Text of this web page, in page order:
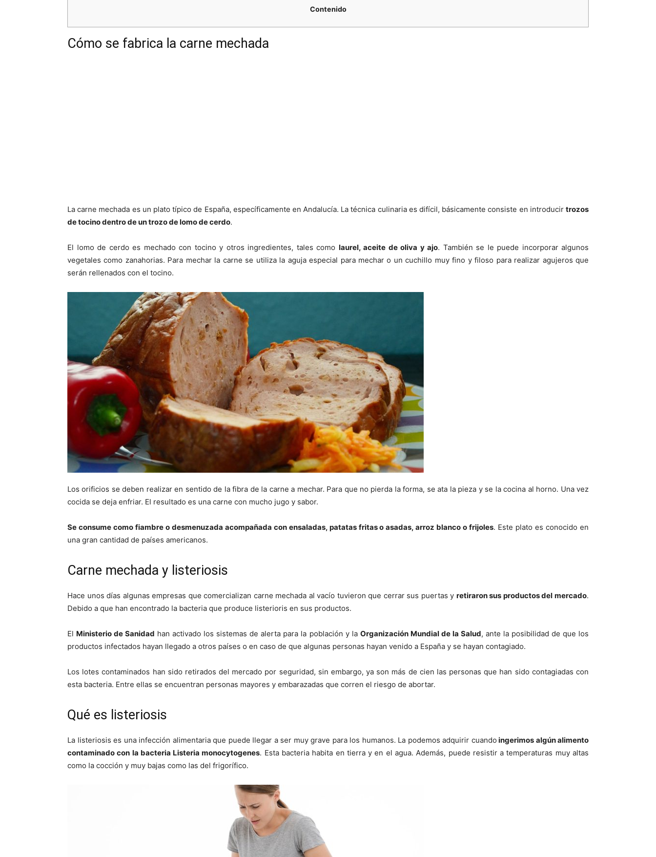
Contenido
Cómo se fabrica la carne mechada
La carne mechada es un plato típico de España, específicamente en Andalucía. La técnica culinaria es difícil, básicamente consiste en introducir trozos
de tocino dentro de un trozo de lomo de cerdo.
El lomo de cerdo es mechado con tocino y otros ingredientes, tales como laurel, aceite de oliva y ajo. También se le puede incorporar algunos
vegetales como zanahorias. Para mechar la carne se utiliza la aguja especial para mechar o un cuchillo muy fino y filoso para realizar agujeros que
serán rellenados con el tocino.
Los orificios se deben realizar en sentido de la fibra de la carne a mechar. Para que no pierda la forma, se ata la pieza y se la cocina al horno. Una vez
cocida se deja enfriar. El resultado es una carne con mucho jugo y sabor.
Se consume como fiambre o desmenuzada acompañada con ensaladas, patatas fritas o asadas, arroz blanco o frijoles. Este plato es conocido en
una gran cantidad de países americanos.
Carne mechada y listeriosis
Hace unos días algunas empresas que comercializan carne mechada al vacío tuvieron que cerrar sus puertas y retiraron sus productos del mercado.
Debido a que han encontrado la bacteria que produce listerioris en sus productos.
El Ministerio de Sanidad han activado los sistemas de alerta para la población y la Organización Mundial de la Salud, ante la posibilidad de que los
productos infectados hayan llegado a otros países o en caso de que algunas personas hayan venido a España y se hayan contagiado.
Los lotes contaminados han sido retirados del mercado por seguridad, sin embargo, ya son más de cien las personas que han sido contagiadas con
esta bacteria. Entre ellas se encuentran personas mayores y embarazadas que corren el riesgo de abortar.
Qué es listeriosis
La listeriosis es una infección alimentaria que puede llegar a ser muy grave para los humanos. La podemos adquirir cuando ingerimos algún alimento
contaminado con la bacteria Listeria monocytogenes. Esta bacteria habita en tierra y en el agua. Además, puede resistir a temperaturas muy altas
como la cocción y muy bajas como las del frigorífico.